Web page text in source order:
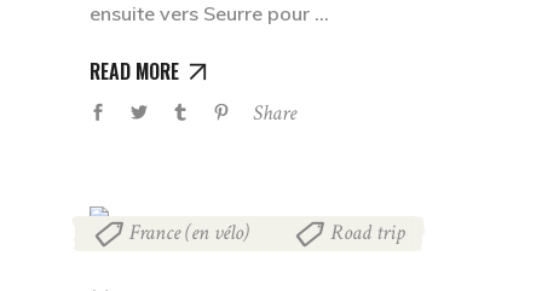
ensuite vers Seurre pour
READ MORE
Share
France (en vélo) Road trip